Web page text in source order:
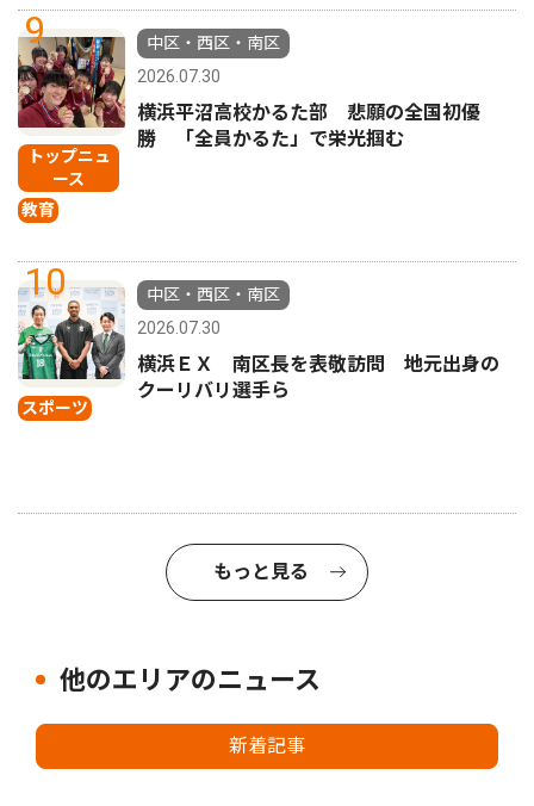
9
トップニュ
ース
教育
中区・西区・南区
2026.07.30
横浜平沼高校かるた部 悲願の全国初優
勝 「全員かるた」で栄光掴む
10
スポーツ
中区・西区・南区
2026.07.30
横浜ＥＸ 南区長を表敬訪問 地元出身の
クーリバリ選手ら
もっと見る
他のエリアのニュース
新着記事